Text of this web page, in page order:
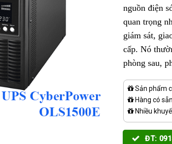
nguồn điện
quan trọng
giám sát,
cấp. Nó
phòng sau,
Sản phẩm
Hàng có sẵn
Nhiều
ĐT: